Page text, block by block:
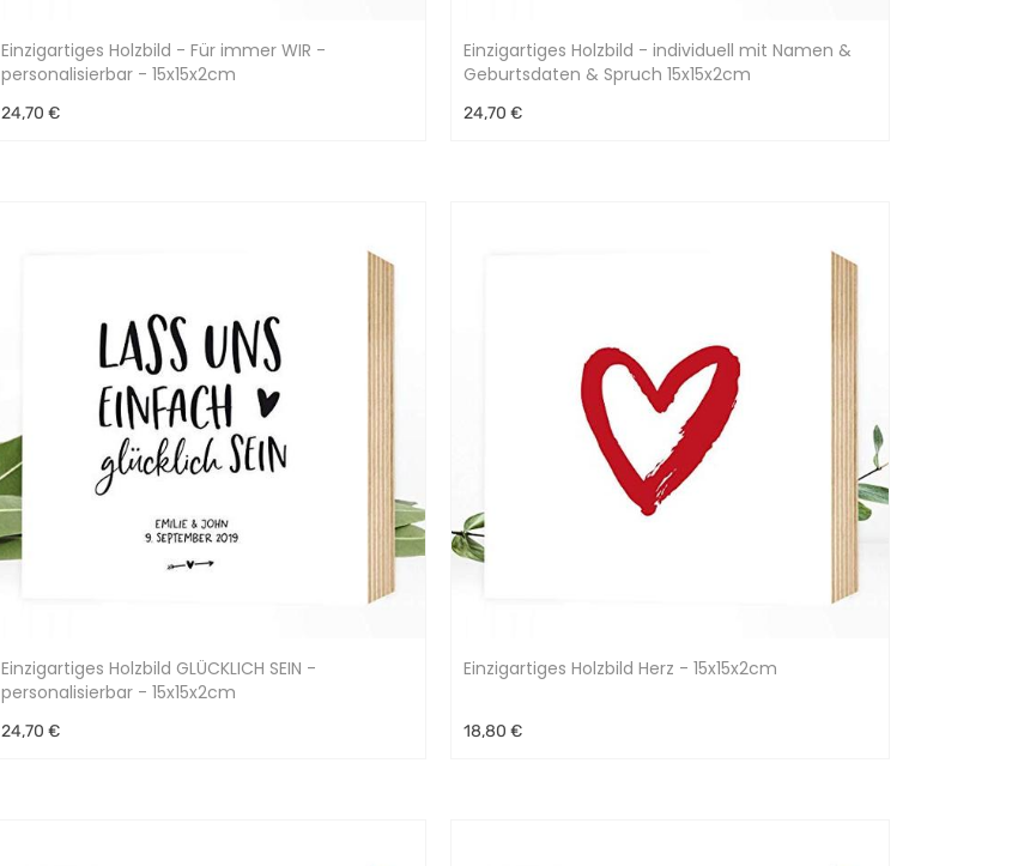
Einzigartiges Holzbild - Für immer WIR -
personalisierbar - 15x15x2cm
24,70 €
Einzigartiges Holzbild - individuell mit Namen &
Geburtsdaten & Spruch 15x15x2cm
24,70 €
Einzigartiges Holzbild GLÜCKLICH SEIN -
personalisierbar - 15x15x2cm
24,70 €
Einzigartiges Holzbild Herz - 15x15x2cm
18,80 €